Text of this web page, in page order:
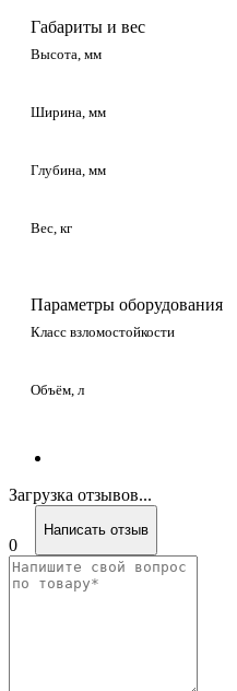
Габариты и вес
Высота, мм
Ширина, мм
Глубина, мм
Вес, кг
Параметры оборудования
Класс взломостойкости
Объём, л
Загрузка отзывов...
0
Написать отзыв